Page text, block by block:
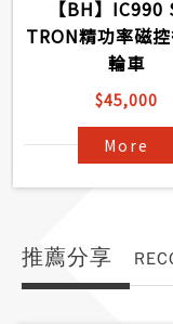
【BH】IC990
TRON精功率磁
輪車
$45,000
More
推薦分享